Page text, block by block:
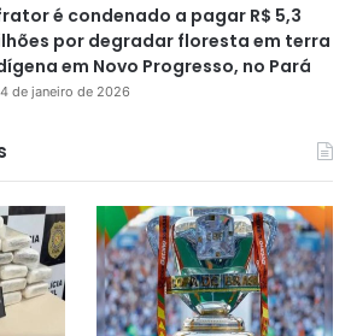
é condenado a pagar R$ 5,3
por degradar floresta em terra
em Novo Progresso, no Pará
de janeiro de 2026